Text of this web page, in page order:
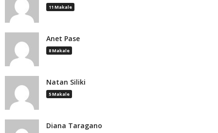
11 Makale
Anet Pase
8 Makale
Natan Siliki
5 Makale
Diana Taragano